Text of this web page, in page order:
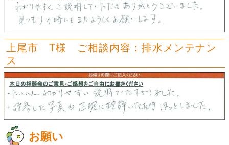
上尾市 T様 ご相談内容：排水メンテナン
ス
お願い